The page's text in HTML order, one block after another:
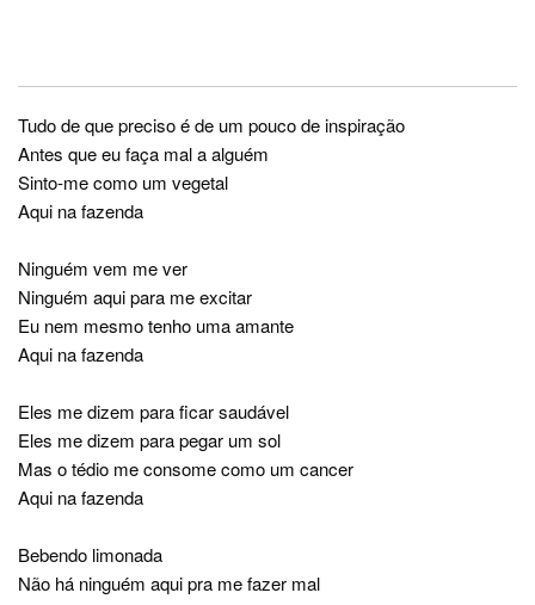
Tudo de que preciso é de um pouco de inspiração
Antes que eu faça mal a alguém
Sinto-me como um vegetal
Aqui na fazenda
Ninguém vem me ver
Ninguém aqui para me excitar
Eu nem mesmo tenho uma amante
Aqui na fazenda
Eles me dizem para ficar saudável
Eles me dizem para pegar um sol
Mas o tédio me consome como um cancer
Aqui na fazenda
Bebendo limonada
Não há ninguém aqui pra me fazer mal